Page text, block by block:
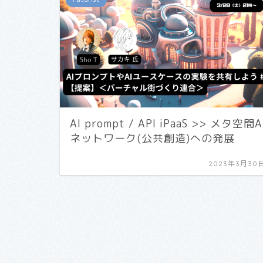
AI prompt / API iPaaS >> メタ空間
ネットワーク(公共創造)への発展
2023年3月30